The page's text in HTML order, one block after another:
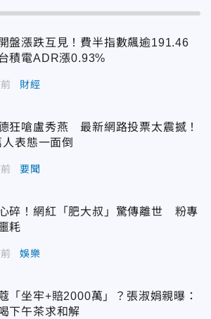
盤漲跌互見！費半指數飆逾191.46
積電ADR漲0.93%
財經
狂嗆盧秀燕 最新網路投票太震撼！
表態一面倒
要聞
碎！網紅「肥大叔」驚傳離世 粉專
耗
娛樂
「坐牢+賠2000萬」？張淑娟親曝：
下午茶求和解